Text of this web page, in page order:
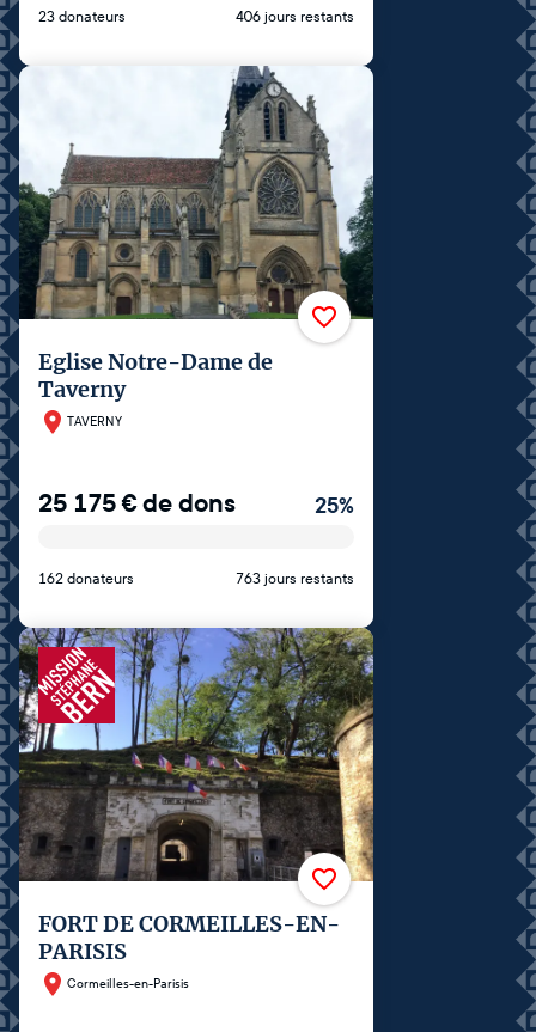
23 donateurs 406 jours restants
Eglise Notre-Dame de
Taverny
TAVERNY
25 175€de dons 25%
162 donateurs 763 jours restants
FORT DE CORMEILLES-EN-
PARISIS
Cormeilles-en-Parisis